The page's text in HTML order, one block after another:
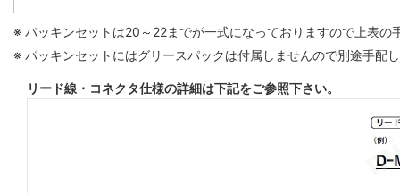
※ パッキンセットは20～22までが一式になっておりますので上表の
※ パッキンセットにはグリースパックは付属しませんので別途手配
リード線・コネクタ仕様の詳細は下記をご参照下さい。